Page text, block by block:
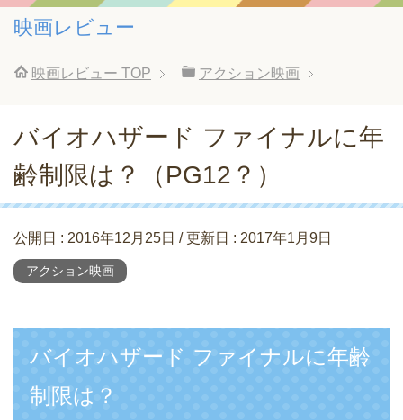
映画レビュー
映画レビュー TOP アクション映画
バイオハザード ファイナルに年
齢制限は？（PG12？）
公開日 : 2016年12月25日 / 更新日 : 2017年1月9日
アクション映画
バイオハザード ファイナルに年齢
制限は？